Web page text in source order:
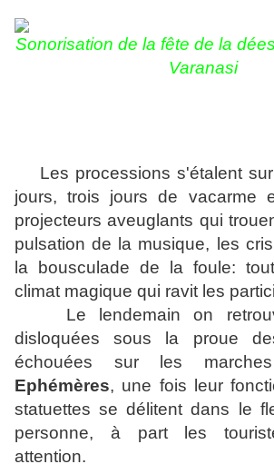
Sonorisation de la fête de la
Varanasi
Les processions s'étalent sur
jours, trois jours de vacarme
projecteurs aveuglants qui
pulsation de la musique, les
la bousculade de la foule:
climat magique qui ravit les
Le lendemain on
disloquées sous la proue
échouées sur les
Ephémères, une fois leur
statuettes se délitent dans le
personne, à part les
attention.